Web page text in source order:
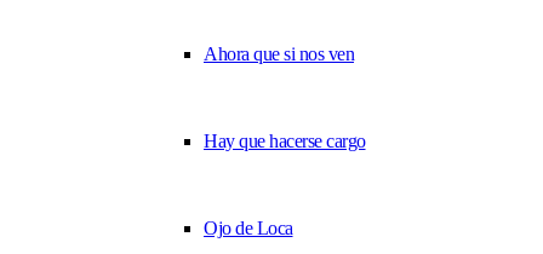
Ahora que si nos ven
Hay que hacerse cargo
Ojo de Loca